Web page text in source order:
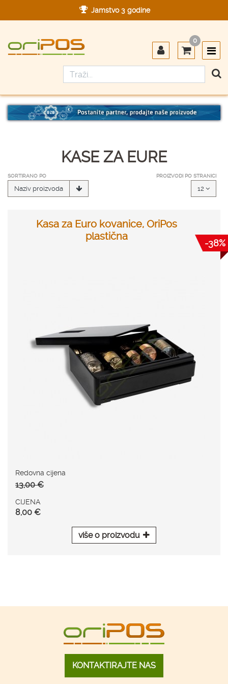
Jamstvo 3 godine
Designed in Germany
Made in Germany
0
KASE ZA EURE
SORTIRANO PO
Naziv proizvoda
PROIZVODI PO STRANICI
12
Kasa za Euro kovanice, OriPos
plastična
Redovna cijena
13,00 €
CIJENA
8,00 €
više o proizvodu
-38%
KONTAKTIRAJTE NAS